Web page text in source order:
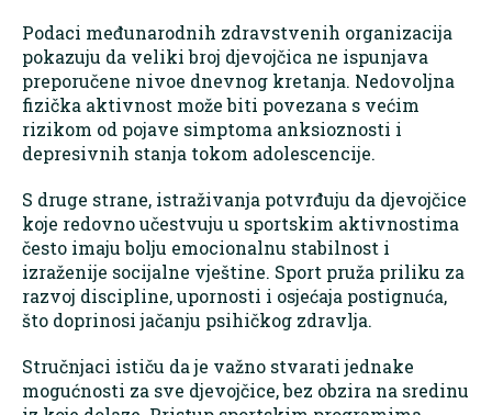
Podaci međunarodnih zdravstvenih organizacija
pokazuju da veliki broj djevojčica ne ispunjava
preporučene nivoe dnevnog kretanja. Nedovoljna
fizička aktivnost može biti povezana s većim
rizikom od pojave simptoma anksioznosti i
depresivnih stanja tokom adolescencije.
S druge strane, istraživanja potvrđuju da djevojčice
koje redovno učestvuju u sportskim aktivnostima
često imaju bolju emocionalnu stabilnost i
izraženije socijalne vještine. Sport pruža priliku za
razvoj discipline, upornosti i osjećaja postignuća,
što doprinosi jačanju psihičkog zdravlja.
Stručnjaci ističu da je važno stvarati jednake
mogućnosti za sve djevojčice, bez obzira na sredinu